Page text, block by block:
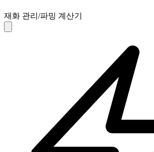
재화 관리/파밍 계산기